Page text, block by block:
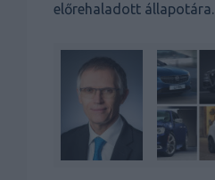
előrehaladott állapotára.